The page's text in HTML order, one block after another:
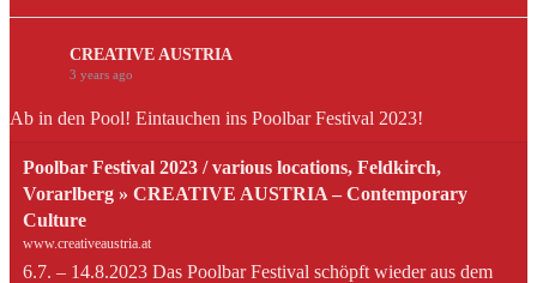
CREATIVE AUSTRIA
3 years ago
Ab in den Pool! Eintauchen ins Poolbar Festival 2023!
Poolbar Festival 2023 / various locations, Feldkirch,
Vorarlberg » CREATIVE AUSTRIA – Contemporary
Culture
www.creativeaustria.at
6.7. – 14.8.2023 Das Poolbar Festival schöpft wieder aus dem